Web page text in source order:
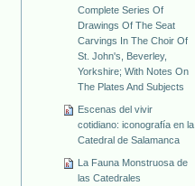
Complete Series Of
Drawings Of The Seat
Carvings In The Choir Of
St. John's, Beverley,
Yorkshire; With Notes On
The Plates And Subjects
Escenas del vivir
cotidiano: iconografía en la
Catedral de Salamanca
La Fauna Monstruosa de
las Catedrales